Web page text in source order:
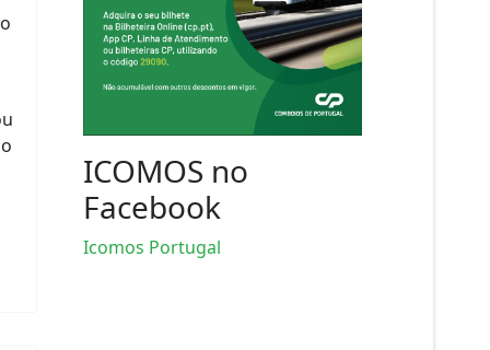
ICOMOS no
Facebook
Icomos Portugal